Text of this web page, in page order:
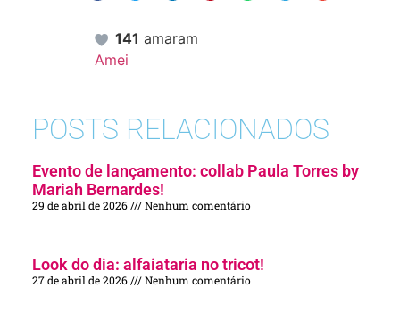
141 amaram
Amei
POSTS RELACIONADOS
Evento de lançamento: collab Paula Torres by
Mariah Bernardes!
29 de abril de 2026 Nenhum comentário
Look do dia: alfaiataria no tricot!
27 de abril de 2026 Nenhum comentário